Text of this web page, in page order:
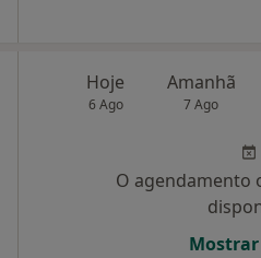
Hoje
6 Ago
Amanhã
7 Ago
O agendamento